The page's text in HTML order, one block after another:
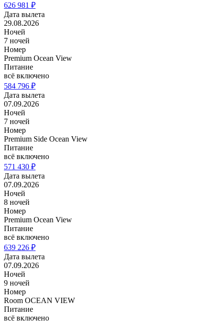
626 981 ₽
Дата вылета
29.08.2026
Ночей
7 ночей
Номер
Premium Ocean View
Питание
всё включено
584 796 ₽
Дата вылета
07.09.2026
Ночей
7 ночей
Номер
Premium Side Ocean View
Питание
всё включено
571 430 ₽
Дата вылета
07.09.2026
Ночей
8 ночей
Номер
Premium Ocean View
Питание
всё включено
639 226 ₽
Дата вылета
07.09.2026
Ночей
9 ночей
Номер
Room OCEAN VIEW
Питание
всё включено